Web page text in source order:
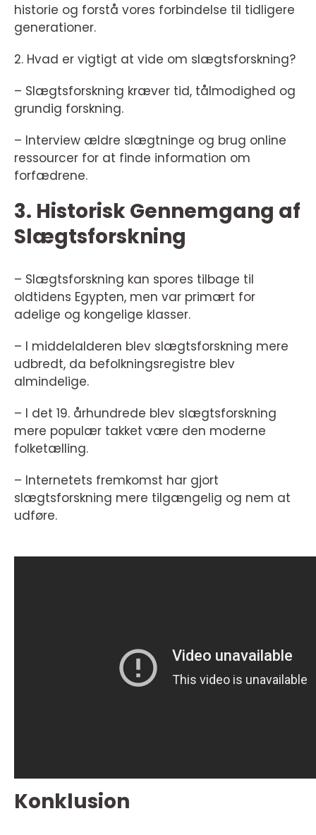
historie og forstå vores forbindelse til tidligere
generationer.
2. Hvad er vigtigt at vide om slægtsforskning?
– Slægtsforskning kræver tid, tålmodighed og
grundig forskning.
– Interview ældre slægtninge og brug online
ressourcer for at finde information om
forfædrene.
3. Historisk Gennemgang af
Slægtsforskning
– Slægtsforskning kan spores tilbage til
oldtidens Egypten, men var primært for
adelige og kongelige klasser.
– I middelalderen blev slægtsforskning mere
udbredt, da befolkningsregistre blev
almindelige.
– I det 19. århundrede blev slægtsforskning
mere populær takket være den moderne
folketælling.
– Internetets fremkomst har gjort
slægtsforskning mere tilgængelig og nem at
udføre.
Konklusion